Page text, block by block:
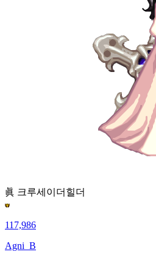
眞 크루세이더 힐더
117,986
Agni_B